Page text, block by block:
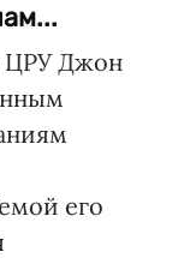
ЦРУ Джон
его